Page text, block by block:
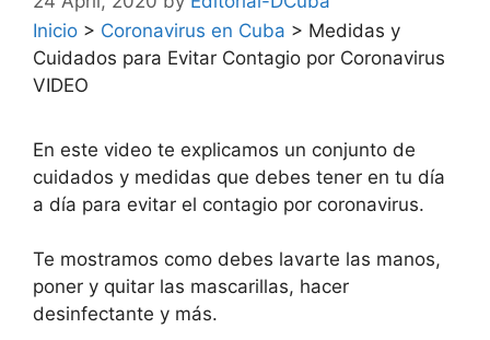
Inicio > Coronavirus en Cuba > Medidas y
Cuidados para Evitar Contagio por Coronavirus
VIDEO
En este video te explicamos un conjunto de
cuidados y medidas que debes tener en tu día
a día para evitar el contagio por coronavirus.
Te mostramos como debes lavarte las manos,
poner y quitar las mascarillas, hacer
desinfectante y más.